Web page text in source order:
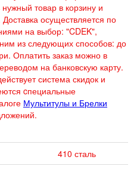
товар в корзину и
осуществляется по
на выбор: "CDEK",
из следующих способов: до
Оплатить заказ можно в
на банковскую карту.
система скидок и
cпециальные
Мультитулы и Брелки
410 сталь